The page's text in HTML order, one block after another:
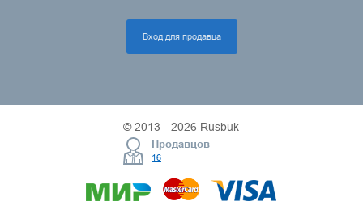
Вход для продавца
© 2013 - 2026 Rusbuk
Продавцов
16